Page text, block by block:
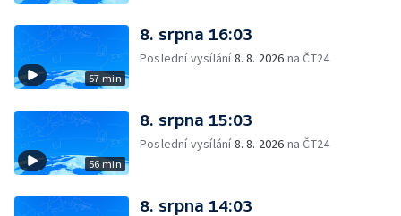
57 min
8. srpna 16:03
Poslední vysílání8. 8. 2026 na ČT24
56 min
8. srpna 15:03
Poslední vysílání8. 8. 2026 na ČT24
8. srpna 14:03